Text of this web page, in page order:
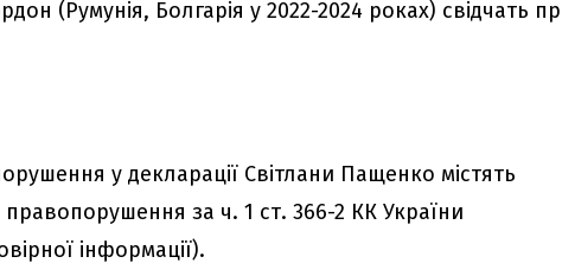
(Румунія, Болгарія у 2022-2024 роках) свідчать
у декларації Світлани Пащенко містять
за ч. 1 ст. 366-2 КК України
інформації).